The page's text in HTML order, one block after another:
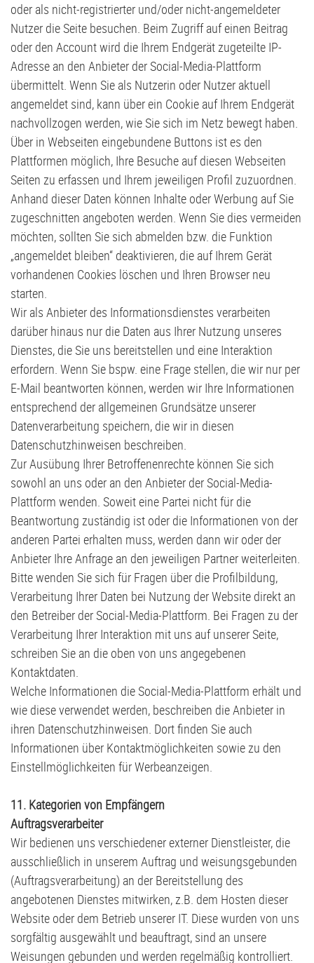
oder als nicht-registrierter und/oder nicht-angemeldeter
Nutzer die Seite besuchen. Beim Zugriff auf einen Beitrag
oder den Account wird die Ihrem Endgerät zugeteilte IP-
Adresse an den Anbieter der Social-Media-Plattform
übermittelt. Wenn Sie als Nutzerin oder Nutzer aktuell
angemeldet sind, kann über ein Cookie auf Ihrem Endgerät
nachvollzogen werden, wie Sie sich im Netz bewegt haben.
Über in Webseiten eingebundene Buttons ist es den
Plattformen möglich, Ihre Besuche auf diesen Webseiten
Seiten zu erfassen und Ihrem jeweiligen Profil zuzuordnen.
Anhand dieser Daten können Inhalte oder Werbung auf Sie
zugeschnitten angeboten werden. Wenn Sie dies vermeiden
möchten, sollten Sie sich abmelden bzw. die Funktion
„angemeldet bleiben“ deaktivieren, die auf Ihrem Gerät
vorhandenen Cookies löschen und Ihren Browser neu
starten.
Wir als Anbieter des Informationsdienstes verarbeiten
darüber hinaus nur die Daten aus Ihrer Nutzung unseres
Dienstes, die Sie uns bereitstellen und eine Interaktion
erfordern. Wenn Sie bspw. eine Frage stellen, die wir nur per
E-Mail beantworten können, werden wir Ihre Informationen
entsprechend der allgemeinen Grundsätze unserer
Datenverarbeitung speichern, die wir in diesen
Datenschutzhinweisen beschreiben.
Zur Ausübung Ihrer Betroffenenrechte können Sie sich
sowohl an uns oder an den Anbieter der Social-Media-
Plattform wenden. Soweit eine Partei nicht für die
Beantwortung zuständig ist oder die Informationen von der
anderen Partei erhalten muss, werden dann wir oder der
Anbieter Ihre Anfrage an den jeweiligen Partner weiterleiten.
Bitte wenden Sie sich für Fragen über die Profilbildung,
Verarbeitung Ihrer Daten bei Nutzung der Website direkt an
den Betreiber der Social-Media-Plattform. Bei Fragen zu der
Verarbeitung Ihrer Interaktion mit uns auf unserer Seite,
schreiben Sie an die oben von uns angegebenen
Kontaktdaten.
Welche Informationen die Social-Media-Plattform erhält und
wie diese verwendet werden, beschreiben die Anbieter in
ihren Datenschutzhinweisen. Dort finden Sie auch
Informationen über Kontaktmöglichkeiten sowie zu den
Einstellmöglichkeiten für Werbeanzeigen.
11. Kategorien von Empfängern
Auftragsverarbeiter
Wir bedienen uns verschiedener externer Dienstleister, die
ausschließlich in unserem Auftrag und weisungsgebunden
(Auftragsverarbeitung) an der Bereitstellung des
angebotenen Dienstes mitwirken, z.B. dem Hosten dieser
Website oder dem Betrieb unserer IT. Diese wurden von uns
sorgfältig ausgewählt und beauftragt, sind an unsere
Weisungen gebunden und werden regelmäßig kontrolliert.